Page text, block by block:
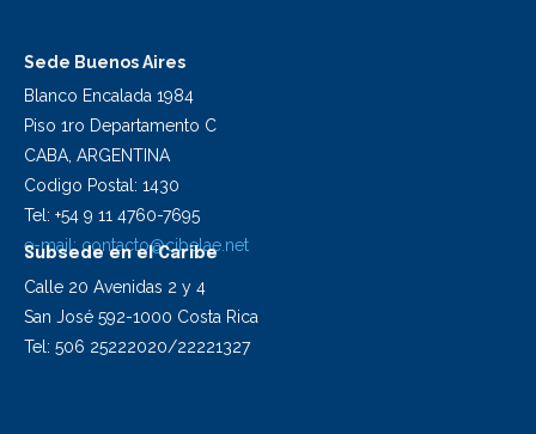
Sede Buenos Aires
Blanco Encalada 1984
Piso 1ro Departamento C
CABA, ARGENTINA
Codigo Postal: 1430
Tel: +54 9 11 4760-7695
e-mail: contacto@cibelae.net
Subsede en el Caribe
Calle 20 Avenidas 2 y 4
San José 592-1000 Costa Rica
Tel: 506 25222020/22221327